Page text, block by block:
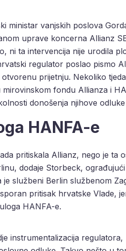
ministar vanjskih poslova
uprave koncerna Allianz
ni ta intervencija nije urodila
regulator poslao pismo
prijetnju. Nekoliko
fondu Allianza i
donošenja njihove
HANFA-e
pritiskala Allianz, nego je ta
dodaje Storbeck,
službeni Berlin službenom
pritisak hrvatske Vlade,
HANFA-e.
instrumentalizacija